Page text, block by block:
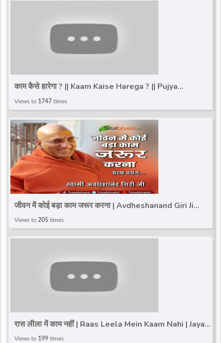
काम कैसे हारेगा ? || Kaam Kaise Harega ? || Pujya
Devkinandan Thakur Ji
Views to 1747 times
जीवन में कोई बड़ा काम जरूर करना | Avdheshanand Giri Ji
Maharaj | Motivational Speech | Totalbhakti
Views to 205 times
रास लीला में काम नहीं | Raas Leela Mein Kaam Nahi | Jaya
Kishori Motivational Speech
Views to 199 times